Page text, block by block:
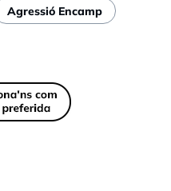
Agressió Encamp